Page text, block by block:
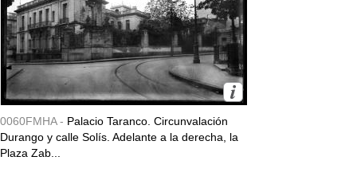
0060FMHA - Palacio Taranco. Circunvalación
Durango y calle Solís. Adelante a la derecha, la
Plaza Zab...